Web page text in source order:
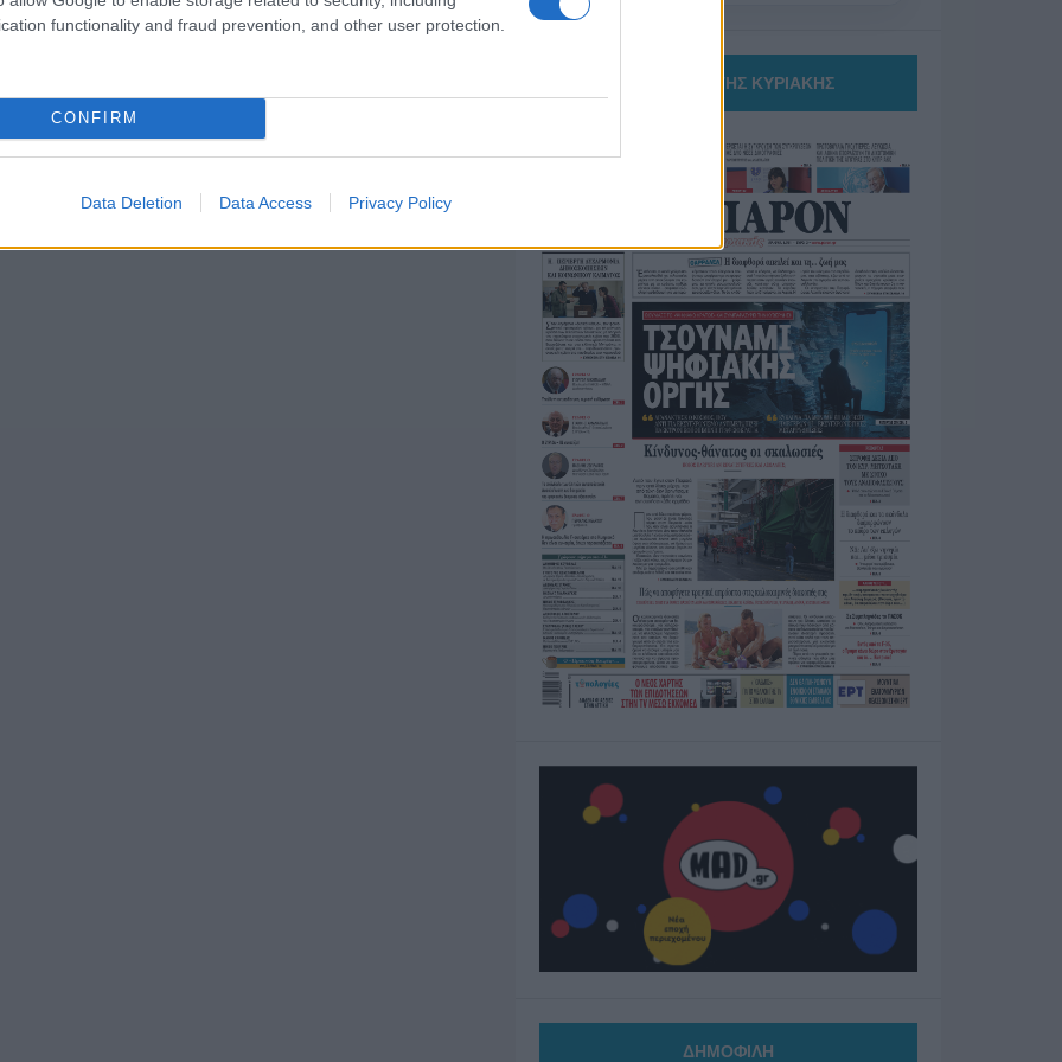
functionality and fraud prevention, and other user protection.
CONFIRM
Data Deletion Data Access Privacy Policy
ΤΟ ΠΑΡΟΝ ΤΗΣ ΚΥΡΙΑΚΗΣ
ΔΗΜΟΦΙΛΗ